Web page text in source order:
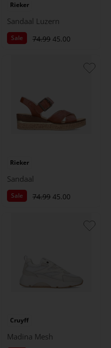
Rieker
Sandaal Luzern
Sale 74.99 45.00
Rieker
Sandaal
Sale 74.99 45.00
Cruyff
Madina Mesh